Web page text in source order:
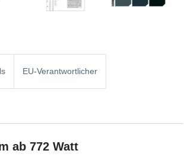
EU-Verantwortlicher
ab 772 Watt